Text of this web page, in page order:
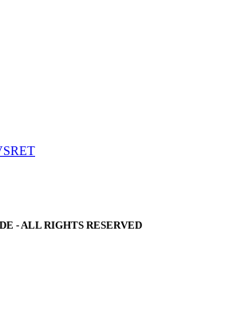
- ALL RIGHTS RESERVED